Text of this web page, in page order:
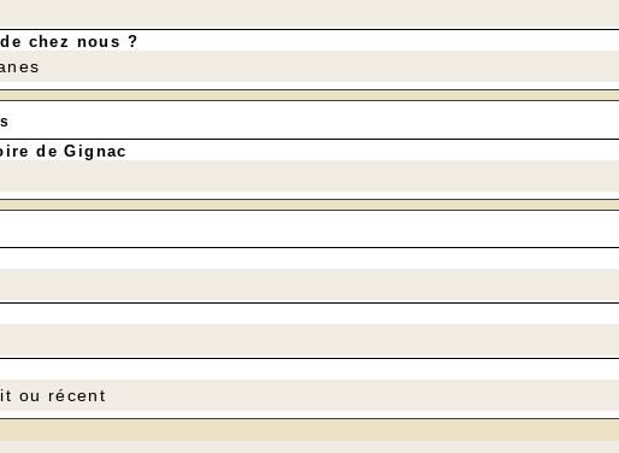
chez nous ?
de Gignac
ou récent